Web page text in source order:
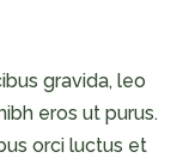
gravida, leo
eros ut purus.
orci luctus et